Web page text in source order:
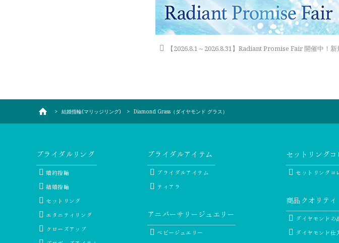
【2026.8.1～2026.8.31】Radiant Promise Fair 開催中！
結婚指輪(マリッジリング) Diamond Grass（ダイヤモンド グラス）
ブライダルリング
婚約指輪
結婚指輪
セットリング
エタニティリング
クローズアップ
ブライダルアイテム
ブライダルアイテム
ティアラ
アニバーサリージュエリー
ベビージュエリー
セットリングコ
セットリングコ
商品クオリティ
ダイヤモンドの
ダイヤモンド仕